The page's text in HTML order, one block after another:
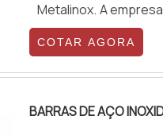
Metalinox. A
que há de melhor
aço inox 304...
COTAR AGORA
BARRAS DE AÇO